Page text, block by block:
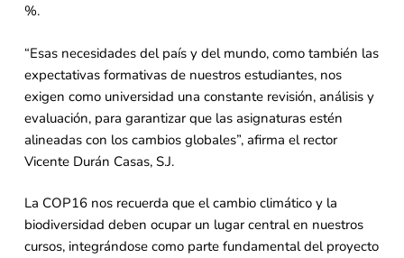
%.
“Esas necesidades del país y del mundo, como también las
expectativas formativas de nuestros estudiantes, nos
exigen como universidad una constante revisión, análisis y
evaluación, para garantizar que las asignaturas estén
alineadas con los cambios globales”, afirma el rector
Vicente Durán Casas, S.J.
La COP16 nos recuerda que el cambio climático y la
biodiversidad deben ocupar un lugar central en nuestros
cursos, integrándose como parte fundamental del proyecto